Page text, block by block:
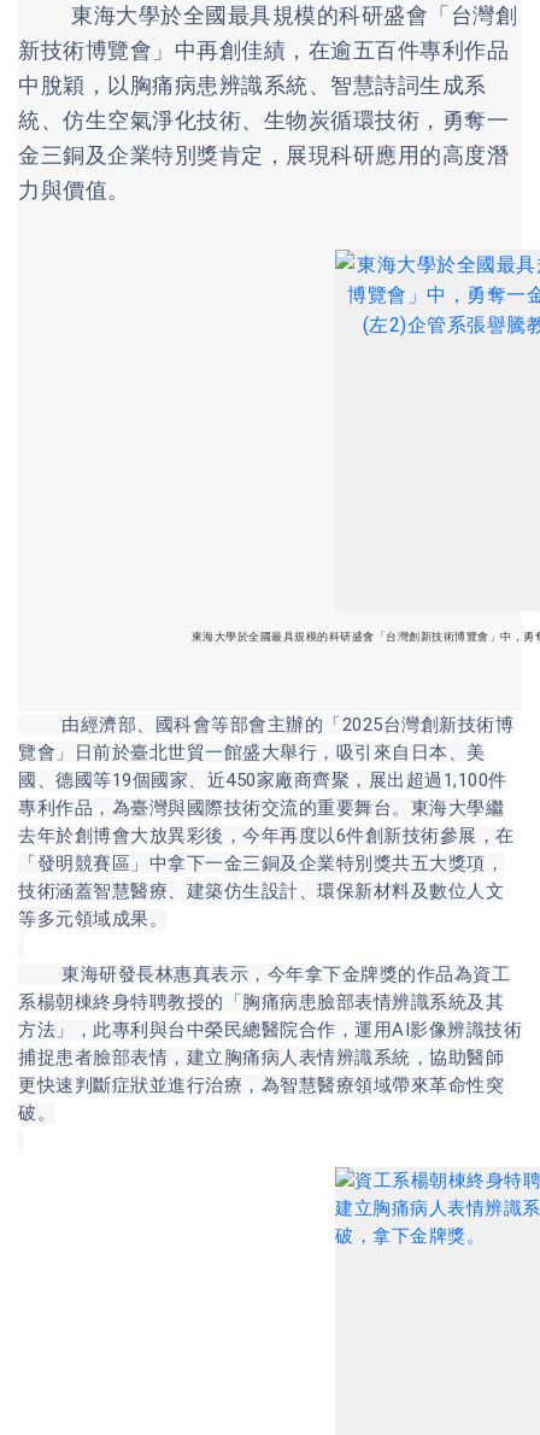
東海大學於全國最具規模的科研盛會「台灣創
新技術博覽會」中再創佳績，在逾五百件專利作品
中脫穎，以胸痛病患辨識系統、智慧詩詞生成系
統、仿生空氣淨化技術、生物炭循環技術，勇奪一
金三銅及企業特別獎肯定，展現科研應用的高度潛
力與價值。
東海大學於全國最具規模的科研盛會「台灣創新技術博覽會」中，
由經濟部、國科會等部會主辦的「2025台灣創新技術博
覽會」日前於臺北世貿一館盛大舉行，吸引來自日本、美
國、德國等19個國家、近450家廠商齊聚，展出超過1,100件
專利作品，為臺灣與國際技術交流的重要舞台。東海大學繼
去年於創博會大放異彩後，今年再度以6件創新技術參展，在
「發明競賽區」中拿下一金三銅及企業特別獎共五大獎項，
技術涵蓋智慧醫療、建築仿生設計、環保新材料及數位人文
等多元領域成果。
東海研發長林惠真表示，今年拿下金牌獎的作品為資工
系楊朝棟終身特聘教授的「胸痛病患臉部表情辨識系統及其
方法」，此專利與台中榮民總醫院合作，運用AI影像辨識技術
捕捉患者臉部表情，建立胸痛病人表情辨識系統，協助醫師
更快速判斷症狀並進行治療，為智慧醫療領域帶來革命性突
破。